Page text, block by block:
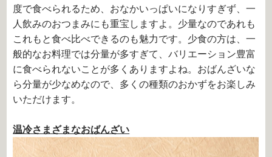
度で食べられるため、おなかいっぱいになりすぎず、一
人飲みのおつまみにも重宝しますよ。少量なのであれも
これもと食べ比べできるのも魅力です。少食の方は、一
般的なお料理では分量が多すぎて、バリエーション豊富
に食べられないことが多くありますよね。おばんざいな
ら分量が少なめなので、多くの種類のおかずをお楽しみ
いただけます。
温冷さまざまなおばんざい